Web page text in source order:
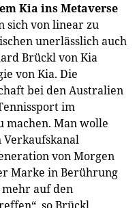
Kia ins Metaverse
sich von linear zu
unerlässlich auch
Brückl von Kia
von Kia. Die
bei den Australien
im
Man wolle
Verkaufskanal
von Morgen
Marke in Berührung
auf den